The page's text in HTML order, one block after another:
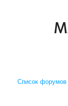
Список форумов